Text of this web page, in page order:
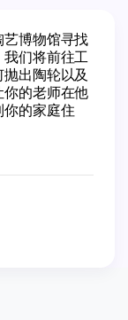
博物馆寻找
我们将前往工
出陶轮以及
的老师在他
你的家庭住